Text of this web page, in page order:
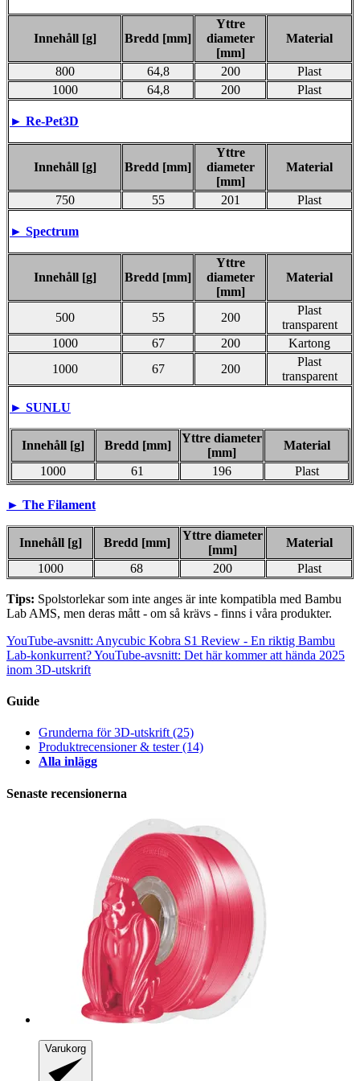
Innehåll [g] Bredd [mm]
Yttre
diameter
[mm]
Material
800 64,8 200
Plast
1000
64,8 200 Plast
► Re-Pet3D
Innehåll [g] Bredd [mm]
Yttre
diameter
[mm]
Material
750 55 201 Plast
► Spectrum
Innehåll [g] Bredd [mm]
Yttre
diameter
[mm]
Material
500 55 200
Plast
transparent
1000
67 200
Kartong
1000
67 200
Plast
transparent
► SUNLU
Innehåll [g] Bredd [mm]
Yttre diameter
[mm]
Material
1000
61 196 Plast
► The Filament
Innehåll [g] Bredd [mm]
Yttre diameter
[mm]
Material
1000
68 200 Plast
Tips: Spolstorlekar som inte anges är inte kompatibla med Bambu
Lab AMS, men deras mått - om så krävs - finns i våra produkter.
YouTube-avsnitt: Anycubic Kobra S1 Review - En riktig Bambu
Lab-konkurrent?YouTube-avsnitt: Det här kommer att hända 2025
inom 3D-utskrift
Guide
Grunderna för 3D-utskrift(25)
Produktrecensioner & tester(14)
Alla inlägg
Senaste recensionerna
Varukorg